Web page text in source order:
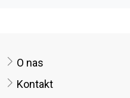
O nas
Kontakt